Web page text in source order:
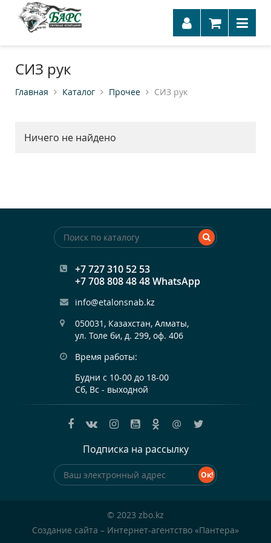
СИЗ рук
Главная Каталог Прочее СИЗ рук
Ничего не найдено
+7 727 310 52 53
+7 708 808 48 48 WhatsApp
info@etalonsnab.kz
050031, Казахстан, Алматы,
ул. Толе би, д. 299, оф. 406
Время работы:
Будни с 10-00 до 18-00
Сб, Вс - выходной
@
Подписка на рассылку
© 2023 zbo.kz
Создание сайта – Интернет-агентство «Пантера»